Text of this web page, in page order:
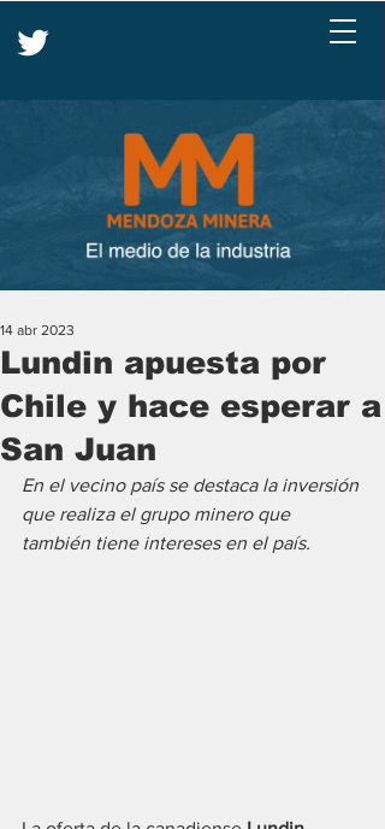
Lundin apuesta por
Chile y hace esperar a
San Juan
14 abr 2023
En el vecino país se destaca la inversión
que realiza el grupo minero que
también tiene intereses en el país.